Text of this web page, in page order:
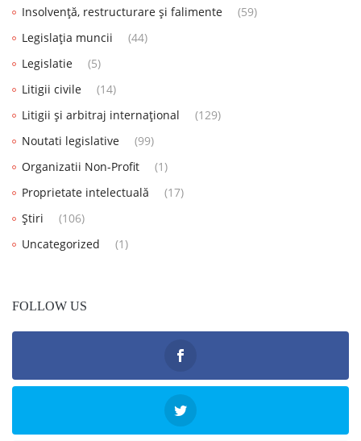
Insolvență, restructurare și falimente
(59)
Legislația muncii
(44)
Legislatie
(5)
Litigii civile
(14)
Litigii și arbitraj internațional
(129)
Noutati legislative
(99)
Organizatii Non-Profit
(1)
Proprietate intelectuală
(17)
Știri
(106)
Uncategorized
(1)
FOLLOW US